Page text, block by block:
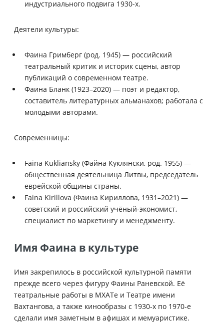
индустриального подвига 1930-х.
Деятели культуры:
Фаина Гримберг (род. 1945) — российский
театральный критик и историк сцены, автор
публикаций о современном театре.
Фаина Бланк (1923–2020) — поэт и редактор,
составитель литературных альманахов; работала с
молодыми авторами.
Современницы:
Faina Kukliansky (Файна Куклянски, род. 1955) —
общественная деятельница Литвы, председатель
еврейской общины страны.
Faina Kirillova (Фаина Кириллова, 1931–2021) —
советский и российский учёный-экономист,
специалист по маркетингу и менеджменту.
Имя Фаина в культуре
Имя закрепилось в российской культурной памяти
прежде всего через фигуру Фаины Раневской. Её
театральные работы в МХАТе и Театре имени
Вахтангова, а также кинообразы с 1930-х по 1970-е
сделали имя заметным в афишах и мемуаристике.